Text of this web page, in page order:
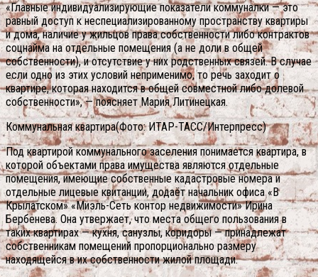
«Главные индивидуализирующие показатели коммуналки — это
равный доступ к неспециализированному пространству квартиры
и дома, наличие у жильцов права собственности либо контрактов
соцнайма на отдельные помещения (а не доли в общей
собственности), и отсутствие у них родственных связей. В случае
если одно из этих условий неприменимо, то речь заходит о
квартире, которая находится в общей совместной либо долевой
собственности», — поясняет Мария Литинецкая.
Коммунальная квартира(Фото: ИТАР-ТАСС/Интерпресс)
Под квартирой коммунального заселения понимается квартира, в
которой объектами права имущества являются отдельные
помещения, имеющие собственные кадастровые номера и
отдельные лицевые квитанции, додаёт начальник офиса «В
Крылатском» «Миэль-Сеть контор недвижимости» Ирина
Бербенева. Она утвержает, что места общего пользования в
таких квартирах — кухня, санузлы, коридоры — принадлежат
собственникам помещений пропорционально размеру
находящейся в их собственности жилой площади.